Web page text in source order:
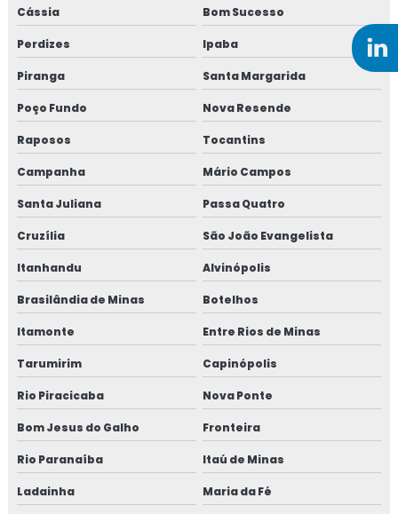
Preço bomba de concreto
Preço de fibra de carbono para reforço estrutural
Reforço estrutural em fibra de carbono
Reforço fibra de carbono
Cássia Bom Sucesso
Perdizes Ipaba
Piranga Santa Margarida
Poço Fundo Nova Resende
Raposos Tocantins
Campanha Mário Campos
Santa Juliana Passa Quatro
Cruzília São João Evangelista
Itanhandu Alvinópolis
Brasilândia de Minas Botelhos
Itamonte Entre Rios de Minas
Tarumirim Capinópolis
Rio Piracicaba Nova Ponte
Bom Jesus do Galho Fronteira
Rio Paranaíba Itaú de Minas
Ladainha Maria da Fé